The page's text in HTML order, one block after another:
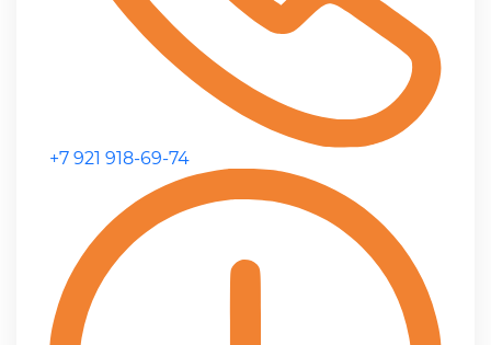
+7 921 918-69-74